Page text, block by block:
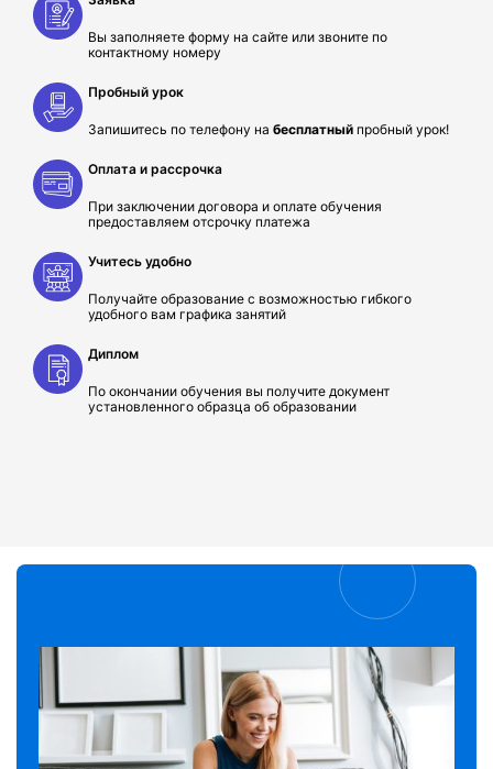
Вы заполняете форму на сайте или звоните по
контактному номеру
Пробный урок
Запишитесь по телефону на бесплатный пробный урок!
Оплата и рассрочка
При заключении договора и оплате обучения
предоставляем отсрочку платежа
Учитесь удобно
Получайте образование с возможностью гибкого
удобного вам графика занятий
Диплом
По окончании обучения вы получите документ
установленного образца об образовании